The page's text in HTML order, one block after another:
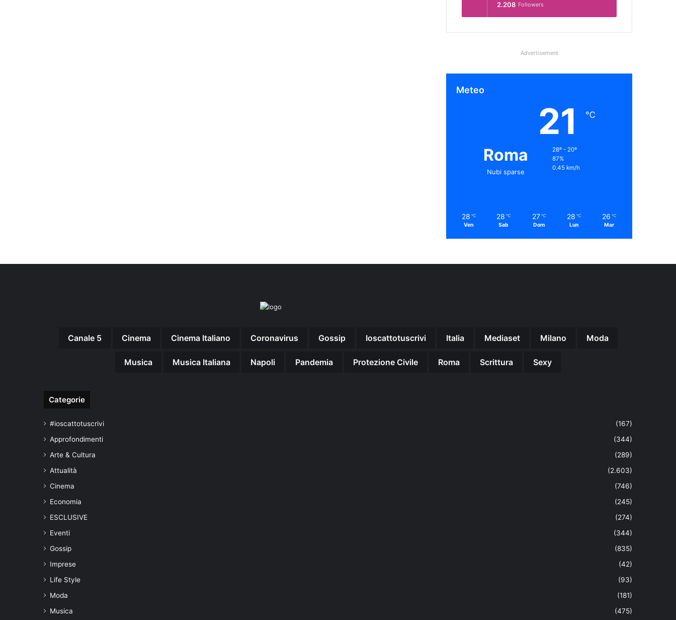
2.208 Followers
Advertisement
Meteo
Roma
Nubi sparse
21 ℃
28º - 20º
87%
0.45 km/h
28 ℃
Ven
28 ℃
Sab
27 ℃
Dom
28 ℃
Lun
26 ℃
Mar
Canale 5 Cinema Cinema Italiano Coronavirus Gossip Ioscattotuscrivi Italia Mediaset Milano Moda
Musica Musica Italiana Napoli Pandemia Protezione Civile Roma Scrittura Sexy
Categorie
#ioscattotuscrivi
(167)
Approfondimenti
(344)
Arte & Cultura
(289)
Attualità
(2.603)
Cinema
(746)
Economia
(245)
ESCLUSIVE
(274)
Eventi
(344)
Gossip
(835)
Imprese
(42)
Life Style
(93)
Moda
(181)
Musica
(475)